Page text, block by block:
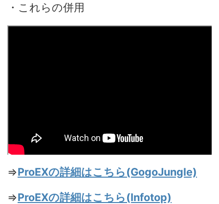
・これらの併用
⇒ProEXの詳細はこちら(GogoJungle)
⇒ProEXの詳細はこちら(Infotop)